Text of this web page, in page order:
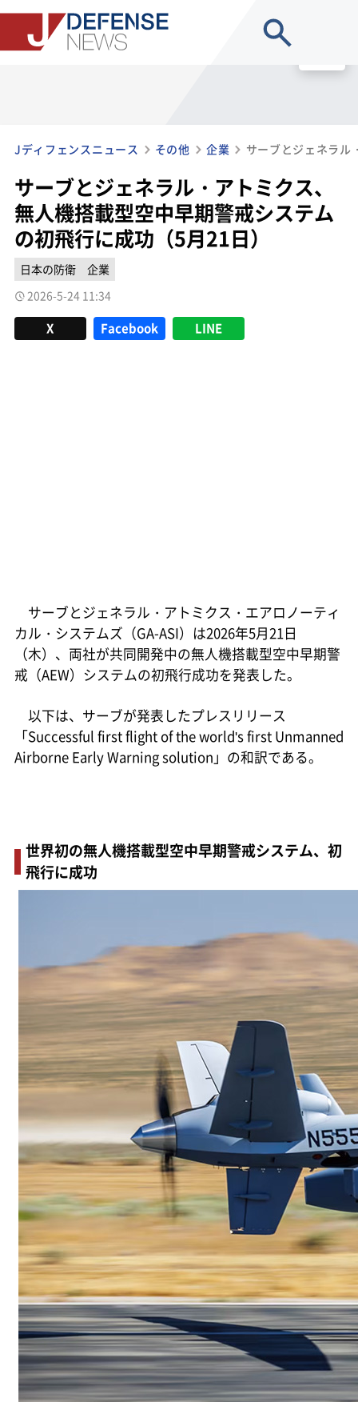
Jディフェンスニュース その他 企業
サーブとジェネラル・アトミクス、
無人機搭載型空中早期警戒システム
の初飛行に成功（5月21日）
日本の防衛
企業
2026-5-24 11:34
X Facebook LINE
サーブとジェネラル・アトミクス・エアロノーティ
カル・システムズ（GA-ASI）は2026年5月21日
（木）、両社が共同開発中の無人機搭載型空中早期警
戒（AEW）システムの初飛行成功を発表した。
以下は、サーブが発表したプレスリリース
「Successful first flight of the world's first Unmanned
Airborne Early Warning solution」の和訳である。
世界初の無人機搭載型空中早期警戒システム、初
飛行に成功